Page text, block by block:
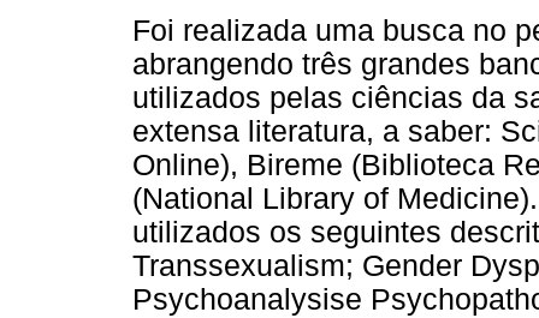
Foi realizada uma busca no
abrangendo três grandes
utilizados pelas ciências da
extensa literatura, a saber:
Online), Bireme (Biblioteca
(National Library of
utilizados os seguintes
Transsexualism; Gender
Psychoanalysise